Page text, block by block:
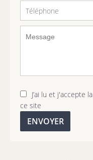
J’ai lu et j'accepte la
ce site
ENVOYER